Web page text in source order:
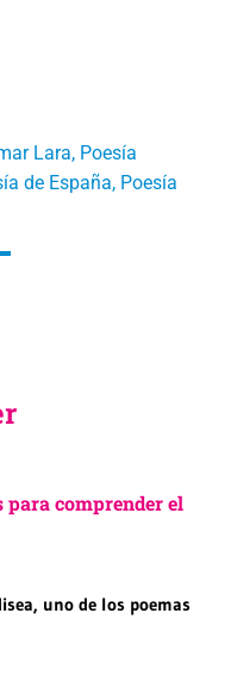
Lara, Poesía
de España, Poesía
para comprender el
uno de los poemas